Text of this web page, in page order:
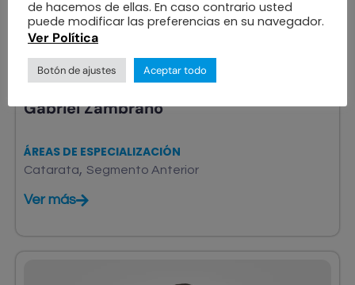
OFTALMÓLOGO
Gabriel Zambrano
ÁREAS DE ESPECIALIZACIÓN
Catarata, Segmento Anterior
Ver más
de hacemos de ellas. En caso contrario usted
puede modificar las preferencias en su navegador.
Ver Política
Botón de ajustes Aceptar todo